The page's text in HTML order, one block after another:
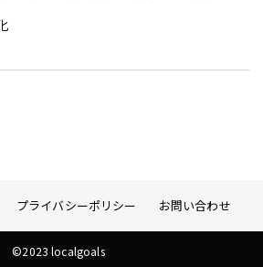
プライバシーポリシー お問い合わせ
©2023 localgoals